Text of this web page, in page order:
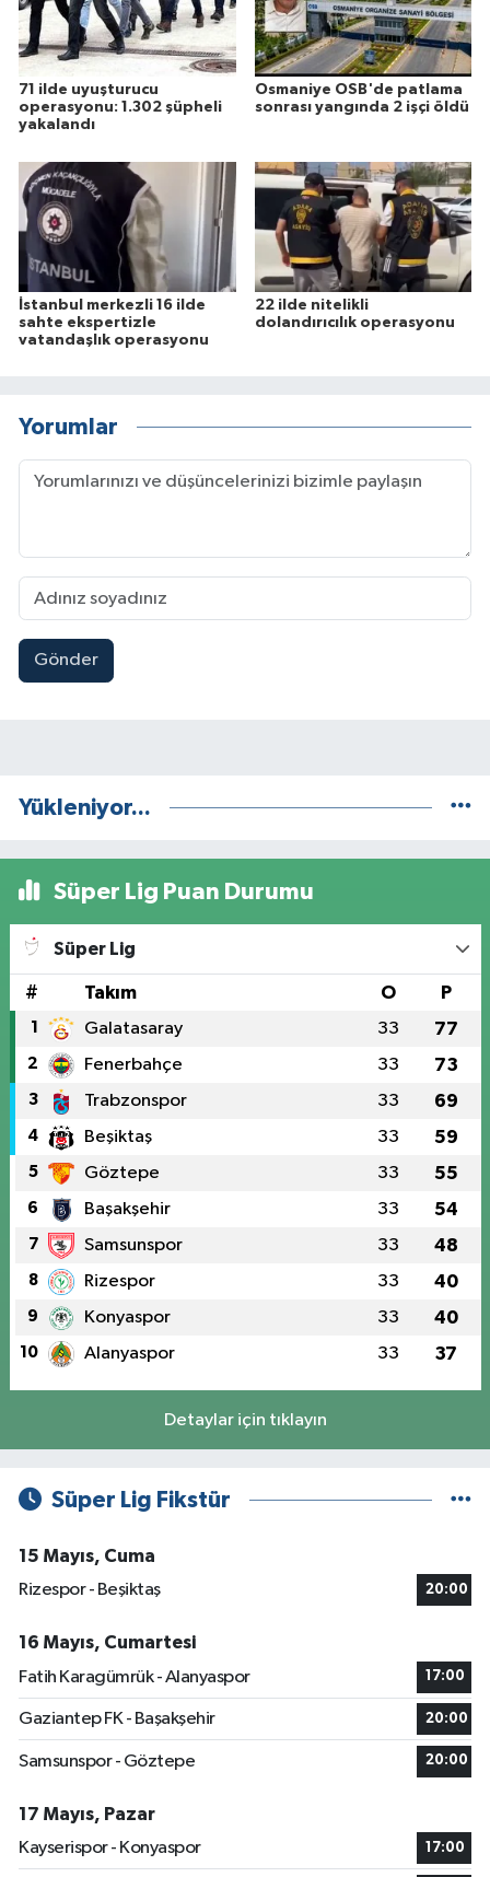
71 ilde uyuşturucu
operasyonu: 1.302 şüpheli
yakalandı
Osmaniye OSB'de patlama
sonrası yangında 2 işçi öldü
İstanbul merkezli 16 ilde
sahte ekspertizle
vatandaşlık operasyonu
22 ilde nitelikli
dolandırıcılık operasyonu
Yorumlar
Gönder
Yükleniyor...
Süper Lig Puan Durumu
Süper Lig
# Takım O P
1 Galatasaray 33 77
2 Fenerbahçe 33 73
3 Trabzonspor 33 69
4 Beşiktaş 33 59
5 Göztepe 33 55
6 Başakşehir 33 54
7 Samsunspor 33 48
8 Rizespor 33 40
9 Konyaspor 33 40
10 Alanyaspor 33 37
Detaylar için tıklayın
Süper Lig Fikstür
15 Mayıs, Cuma
Rizespor - Beşiktaş
20:00
16 Mayıs, Cumartesi
Fatih Karagümrük - Alanyaspor
17:00
Gaziantep FK - Başakşehir 20:00
Samsunspor - Göztepe 20:00
17 Mayıs, Pazar
Kayserispor - Konyaspor
17:00